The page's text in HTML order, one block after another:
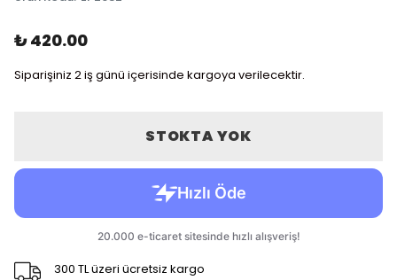
₺ 420.00
Siparişiniz 2 iş günü içerisinde kargoya verilecektir.
STOKTA YOK
300 TL üzeri ücretsiz kargo